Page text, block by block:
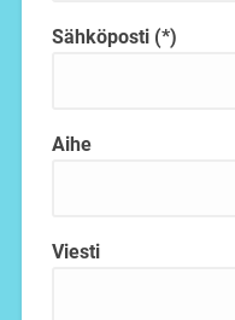
Sähköposti (*)
Aihe
Viesti